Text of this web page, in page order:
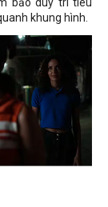
bảo duy trì tiêu
khung hình.